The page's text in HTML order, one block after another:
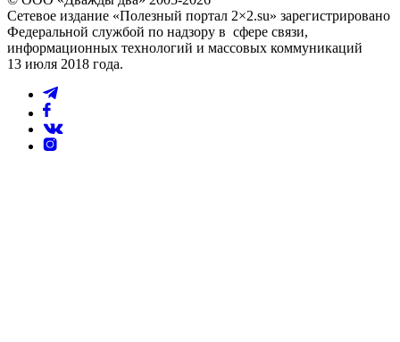
Сетевое издание «Полезный портал 2×2.su» зарегистрировано
Федеральной службой по надзору в сфере связи,
информационных технологий и массовых коммуникаций
13 июля 2018 года.